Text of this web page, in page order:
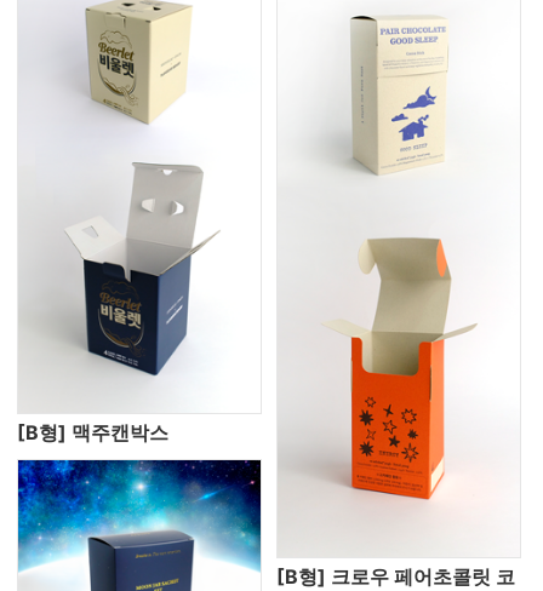
[B형] 맥주캔박스
[B형] 크로우 페어초콜릿 코